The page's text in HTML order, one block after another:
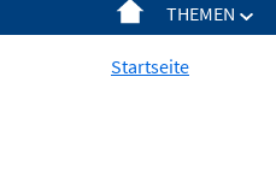
THEMEN
Startseite